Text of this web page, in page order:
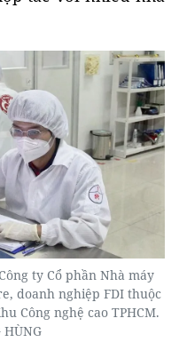
ty Cổ phần Nhà máy
doanh nghiệp FDI thuộc
Công nghệ cao TPHCM.
HÙNG